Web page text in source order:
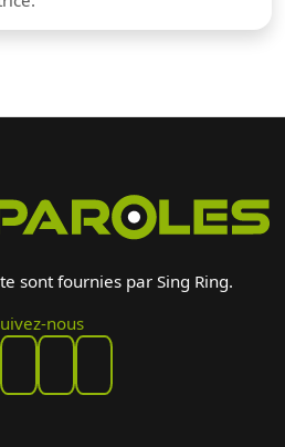
sont fournies par Sing Ring.
nous